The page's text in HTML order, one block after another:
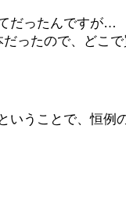
だったんですが
ったので、どこで
いうことで、恒